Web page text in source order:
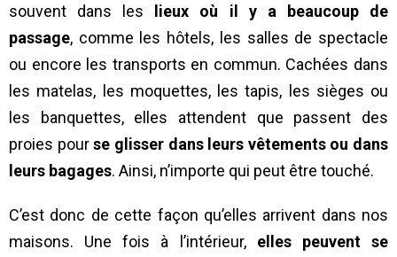
souvent dans les
lieux où il y a beaucoup de
passage, comme les hôtels, les salles de spectacle
ou encore les transports en commun. Cachées dans
les matelas, les moquettes, les tapis, les sièges ou
les banquettes, elles attendent que passent des
proies pourse glisser dans leurs vêtements ou dans
leurs bagages. Ainsi, n’importe qui peut être touché.
C’est donc de cette façon qu’elles arrivent dans nos
maisons. Une fois à l’intérieur,elles peuvent se